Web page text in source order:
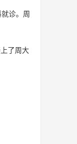
诊。周
了周大